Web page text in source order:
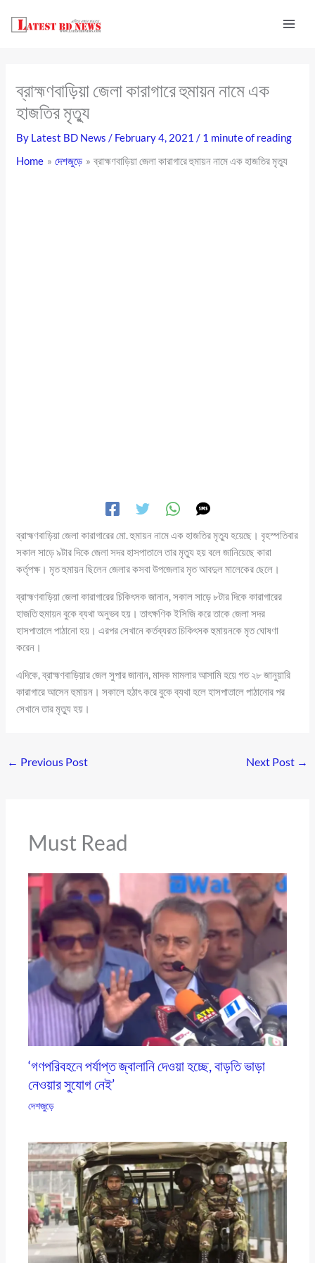
ব্রাহ্মণবাড়িয়া জেলা কারাগারে হুমায়ন নামে এক
হাজতির মৃত্যু
By Latest BD News/ February 4, 2021/ 1 minute of reading
Home
দেশজুড়ে ব্রাহ্মণবাড়িয়া জেলা কারাগারে হুমায়ন নামে এক হাজতির মৃত্যু
ব্রাহ্মণবাড়িয়া জেলা কারাগারের মো. হুমায়ন নামে এক হাজতির মৃত্যু হয়েছে। বৃহস্পতিবার
সকাল সাড়ে ৯টার দিকে জেলা সদর হাসপাতালে তার মৃত্যু হয় বলে জানিয়েছে কারা
কর্তৃপক্ষ। মৃত হুমায়ন ছিলেন জেলার কসবা উপজেলার মৃত আবদুল মালেকের ছেলে।
ব্রাহ্মণবাড়িয়া জেলা কারাগারের চিকিৎসক জানান, সকাল সাড়ে ৮টার দিকে কারাগারের
হাজতি হুমায়ন বুকে ব্যথা অনুভব হয়। তাৎক্ষণিক ইসিজি করে তাকে জেলা সদর
হাসপাতালে পাঠানো হয়। এরপর সেখানে কর্তব্যরত চিকিৎসক হুমায়নকে মৃত ঘোষণা
করেন।
এদিকে, ব্রাহ্মণবাড়িয়ার জেল সুপার জানান, মাদক মামলার আসামি হয়ে গত ২৮ জানুয়ারি
কারাগারে আসেন হুমায়ন। সকালে হঠাৎ করে বুকে ব্যথা হলে হাসপাতালে পাঠানোর পর
সেখানে তার মৃত্যু হয়।
← Previous Post Next Post →
Must Read
‘গণপরিবহনে পর্যাপ্ত জ্বালানি দেওয়া হচ্ছে, বাড়তি ভাড়া
নেওয়ার সুযোগ নেই’
দেশজুড়ে